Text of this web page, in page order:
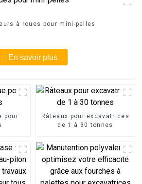
à roues pour mini-pelles
En savoir plus
pour
Râteaux pour excavatrices
de 1 à 30 tonnes